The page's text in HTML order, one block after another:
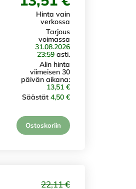
Hinta vain
verkossa
Tarjous
voimassa
31.08.2026
23:59 asti.
Alin hinta
viimeisen 30
päivän aikana:
13,51 €
Säästät 4,50 €
Ostoskoriin
22,11 €